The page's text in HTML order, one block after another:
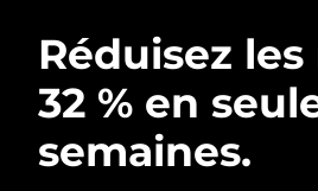
Réduisez
32 % en
semaines.
Nettoyage du visage
Autriche
Bahreïn
Belgique